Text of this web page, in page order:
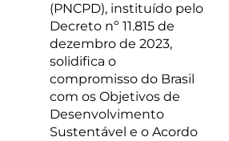
(PNCPD), instituído pelo
Decreto nº 11.815 de
dezembro de 2023,
solidifica o
compromisso do Brasil
com os Objetivos de
Desenvolvimento
Sustentável e o Acordo